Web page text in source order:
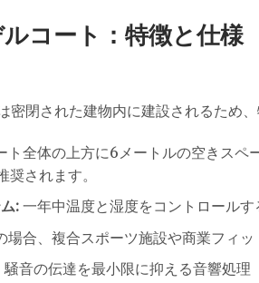
ルコート：特徴と仕様
密閉された建物内に建設されるため
ト全体の上方に6メートルの空きスペ
されます。
:一年中温度と湿度をコントロールす
場合、複合スポーツ施設や商業フィッ
騒音の伝達を最小限に抑える音響処理